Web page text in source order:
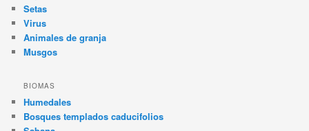
Setas
Virus
Animales de granja
Musgos
BIOMAS
Humedales
Bosques templados caducifolios